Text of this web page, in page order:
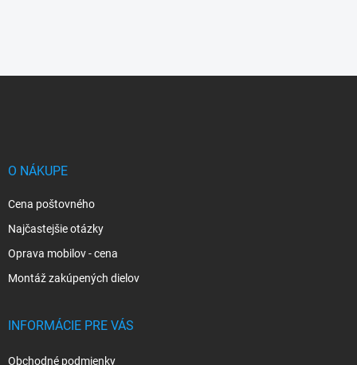
O NÁKUPE
Cena poštovného
Najčastejšie otázky
Oprava mobilov - cena
Montáž zakúpených dielov
INFORMÁCIE PRE VÁS
Obchodné podmienky